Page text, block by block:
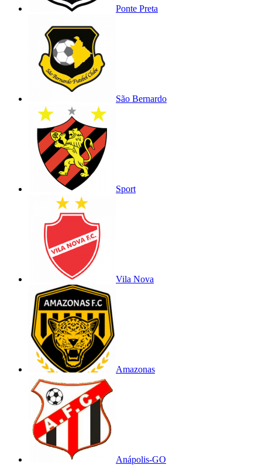
Ponte Preta
São Bernardo
Sport
Vila Nova
Amazonas
Anápolis-GO